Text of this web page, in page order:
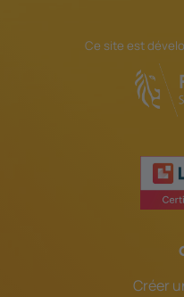
Ce site est
Créer